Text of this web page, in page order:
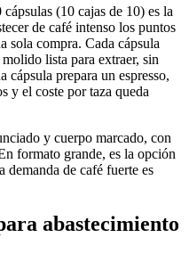
(10 cajas de 10) es la
de café intenso los puntos
sola compra. Cada cápsula
lista para extraer, sin
cápsula prepara un espresso,
y el coste por taza queda
y cuerpo marcado, con
formato grande, es la opción
demanda de café fuerte es
abastecimiento